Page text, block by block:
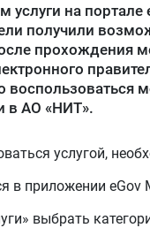
услуги на
получили
прохождения
в АО «НИТ».
услугой,
в приложении eGov
выбрать